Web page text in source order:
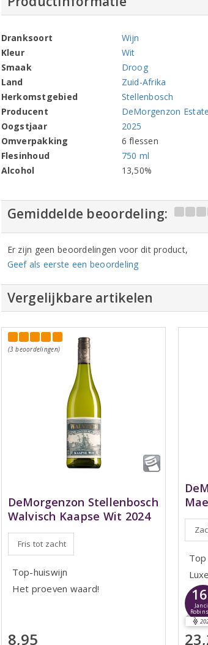
Dranksoort
Wijn
Kleur
Wit
Smaak
Droog
Land
Zuid-Afrika
Herkomstgebied
Stellenbosch
Producent
DeMorgenzon Estate
Oogstjaar
2025
Omverpakking
6 flessen
Flesinhoud
750 ml
Alcohol
13,50%
Gemiddelde beoordeling:
Er zijn geen beoordelingen voor dit product,
Geef als eerste een beoordeling
Vergelijkbare artikelen
(3 beoordelingen)
DeMorgenzon Stellenbosch
Walvisch Kaapse Wit 2024
Fris tot zacht
Top-huiswijn
Het proeven waard!
8,95
16